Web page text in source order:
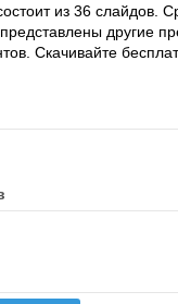
из 36 слайдов.
другие
Скачивайте